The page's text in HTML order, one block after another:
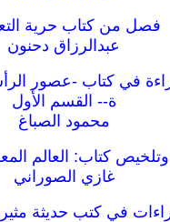
فصل من كتاب حرية
عبدالرزاق دحنون
في كتاب -عصور
ة-- القسم الأول
محمود الصباغ
كتاب: العالم
غازي الصوراني
في كتب حديثة